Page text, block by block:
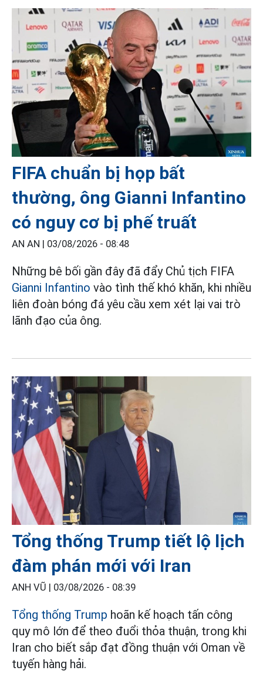
FIFA chuẩn bị họp bất
thường, ông Gianni Infantino
có nguy cơ bị phế truất
AN AN | 03/08/2026 - 08:48
Những bê bối gần đây đã đẩy Chủ tịch FIFA
Gianni Infantino vào tình thế khó khăn, khi nhiều
liên đoàn bóng đá yêu cầu xem xét lại vai trò
lãnh đạo của ông.
Tổng thống Trump tiết lộ lịch
đàm phán mới với Iran
ANH VŨ | 03/08/2026 - 08:39
Tổng thống Trump hoãn kế hoạch tấn công
quy mô lớn để theo đuổi thỏa thuận, trong khi
Iran cho biết sắp đạt đồng thuận với Oman về
tuyến hàng hải.